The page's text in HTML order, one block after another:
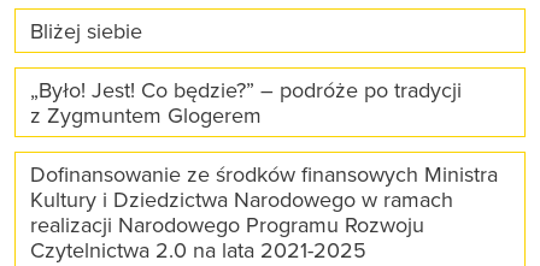
Bliżej siebie
„Było! Jest! Co będzie?” – podróże po tradycji
z Zygmuntem Glogerem
Dofinansowanie ze środków finansowych Ministra
Kultury i Dziedzictwa Narodowego w ramach
realizacji Narodowego Programu Rozwoju
Czytelnictwa 2.0 na lata 2021-2025